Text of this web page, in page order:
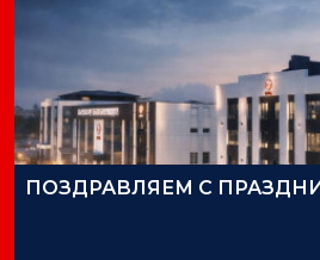
ПОЗДРАВЛЯЕМ С